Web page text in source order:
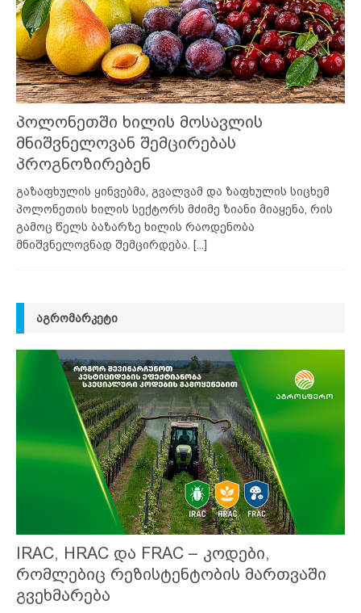
პოლონეთში ხილის მოსავლის
მნიშვნელოვან შემცირებას
პროგნოზირებენ
გაზაფხულის ყინვებმა, გვალვამ და ზაფხულის სიცხემ
პოლონეთის ხილის სექტორს მძიმე ზიანი მიაყენა, რის
გამოც წელს ბაზარზე ხილის რაოდენობა
მნიშვნელოვნად შემცირდება.
[...]
ᲐᲒᲠᲝᲛᲐᲠᲙᲔᲢᲘ
IRAC, HRAC და FRAC – კოდები,
რომლებიც რეზისტენტობის მართვაში
გვეხმარება